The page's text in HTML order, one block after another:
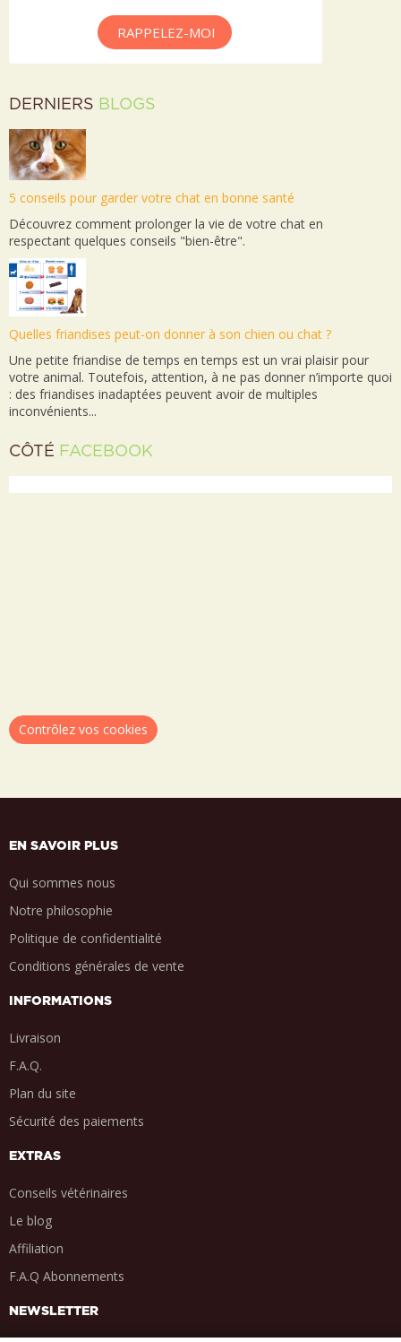
RAPPELEZ-MOI
DERNIERS BLOGS
5 conseils pour garder votre chat en bonne santé
Découvrez comment prolonger la vie de votre chat en
respectant quelques conseils "bien-être".
Quelles friandises peut-on donner à son chien ou chat ?
Une petite friandise de temps en temps est un vrai plaisir pour
votre animal. Toutefois, attention, à ne pas donner n’importe quoi
: des friandises inadaptées peuvent avoir de multiples
inconvénients...
CÔTÉ FACEBOOK
Contrôlez vos cookies
EN SAVOIR PLUS
Qui sommes nous
Notre philosophie
Politique de confidentialité
Conditions générales de vente
INFORMATIONS
Livraison
F.A.Q.
Plan du site
Sécurité des paiements
EXTRAS
Conseils vétérinaires
Le blog
Affiliation
F.A.Q Abonnements
NEWSLETTER